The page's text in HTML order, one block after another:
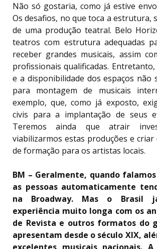
Não só gostaria, como já estive
Os desafios, no que toca a estrutura,
de uma produção teatral. Belo
teatros com estrutura adequadas
receber grandes musicais, assim
profissionais qualificadas.
e a disponibilidade dos espaços não
para montagem de musicais
exemplo, que, como já exposto,
civis para a implantação de seus
Teremos ainda que atrair
viabilizarmos estas produções e
de formação para os artistas locais.
BM – Geralmente, quando
as pessoas automaticamente
na Broadway. Mas o Brasil
experiência muito longa com os
de Revista e outros formatos do
apresentam desde o século XIX,